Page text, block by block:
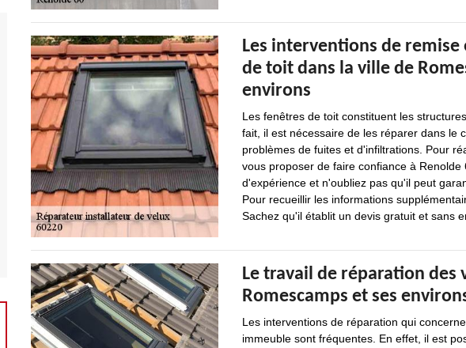
Les interventions de
de toit dans la ville de
environs
Les fenêtres de toit constituent les
fait, il est nécessaire de les réparer dans le
problèmes de fuites et d'infiltrations. Pour
vous proposer de faire confiance à Renolde
d'expérience et n'oubliez pas qu'il peut
Pour recueillir les informations
Sachez qu'il établit un devis gratuit et sans
Le travail de réparation des
Romescamps et ses
Les interventions de réparation qui
immeuble sont fréquentes. En effet, il est